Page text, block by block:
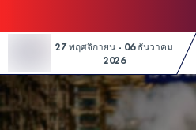
27 พฤศจิกายน - 06 ธันวาคม
2026